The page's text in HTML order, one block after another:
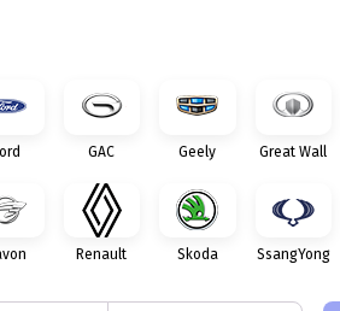
GAC Geely Great Wall
Renault Skoda SsangYong